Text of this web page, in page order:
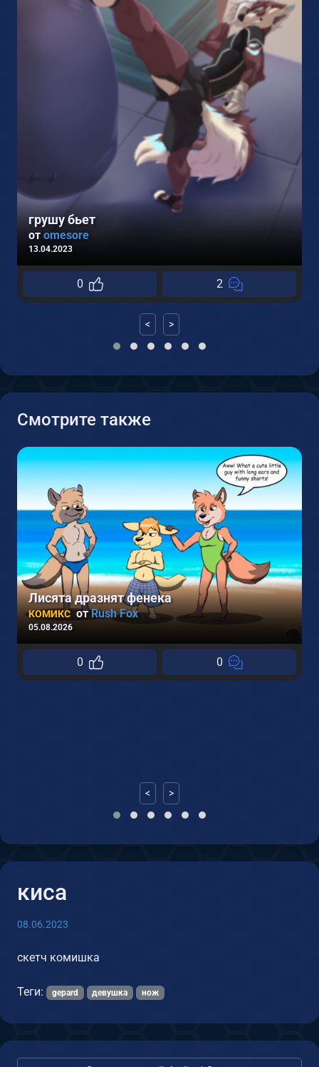
грушу бьет
от omesore
13.04.2023
0 2
< >
Смотрите также
Лисята дразнят фенека
КОМИКС отRush Fox
05.08.2026
0 0
< >
киса
08.06.2023
скетч комишка
Теги: gepard девушка нож